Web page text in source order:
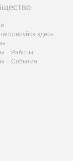
здесь
- Работы
- События